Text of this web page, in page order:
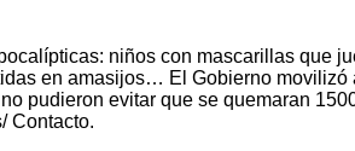
niños con mascarillas que
en amasijos… El Gobierno movilizó
pudieron evitar que se quemaran
Contacto.